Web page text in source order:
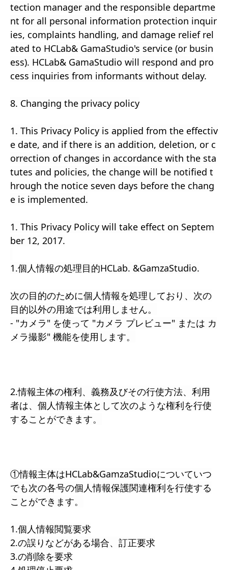
tection manager and the responsible departme
nt for all personal information protection inquir
ies, complaints handling, and damage relief rel
ated to HCLab& GamaStudio's service (or busin
ess). HCLab& GamaStudio will respond and pro
cess inquiries from informants without delay.
8. Changing the privacy policy
1. This Privacy Policy is applied from the effectiv
e date, and if there is an addition, deletion, or c
orrection of changes in accordance with the sta
tutes and policies, the change will be notified t
hrough the notice seven days before the chang
e is implemented.
1. This Privacy Policy will take effect on Septem
ber 12, 2017.
1.個人情報の処理目的HCLab. &GamzaStudio.
次の目的のために個人情報を処理しており、次の
目的以外の用途では利用しません。
- "カメラ" を使って "カメラ プレビュー" または カ
メラ撮影" 機能を使用します。
2.情報主体の権利、義務及びその行使方法、利用
者は、個人情報主体として次のような権利を行使
することができます。
①情報主体はHCLab&GamzaStudioについていつ
でも次の各号の個人情報保護関連権利を行使する
ことができます。
1.個人情報閲覧要求
2.の誤りなどがある場合、訂正要求
3.の削除を要求